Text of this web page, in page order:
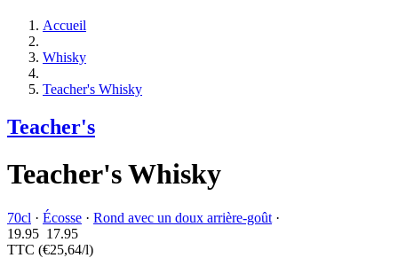
Accueil
Whisky
Teacher's Whisky
Teacher's
Teacher's Whisky
70cl · Écosse · Rond avec un doux arrière-goût ·
19.95 17.95
TTC (€25,64/l)